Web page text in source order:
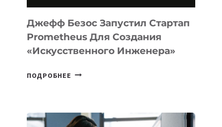
И
LINUX
Джефф Безос Запустил Стартап
Prometheus Для Создания
«искусственного Инженера»
ПОДРОБНЕЕ ДЖЕФФ
PROMETHEUS